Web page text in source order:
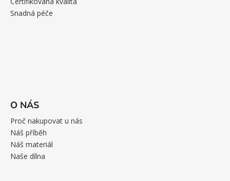
Snadná péče
O NÁS
Proč nakupovat u nás
Náš příběh
Náš materiál
Naše dílna